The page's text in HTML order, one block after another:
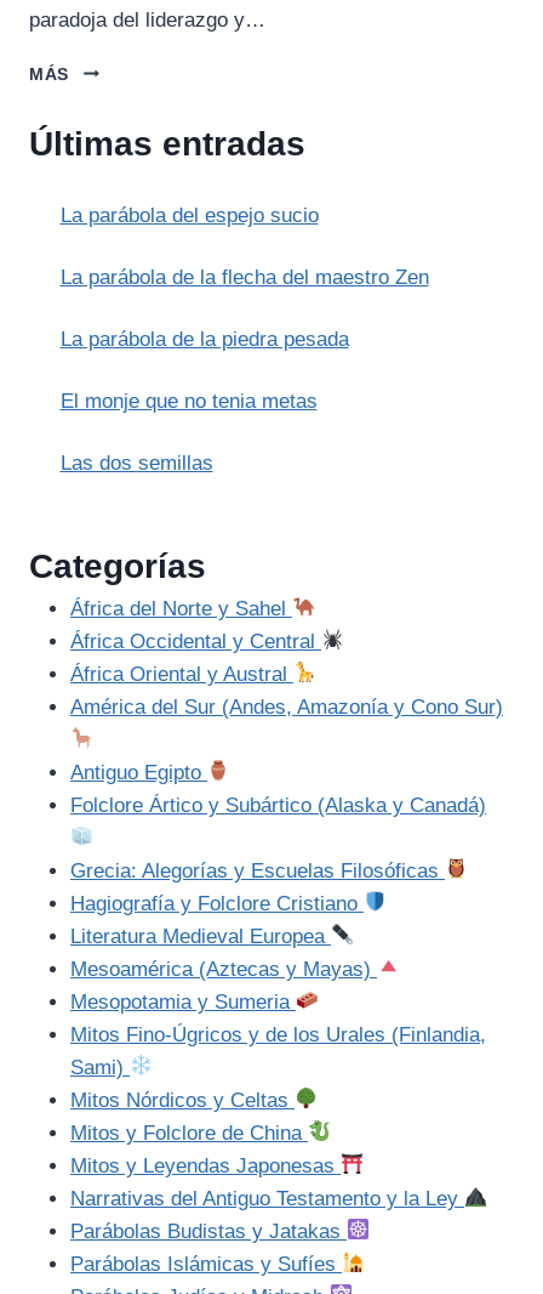
paradoja del liderazgo y…
MÁS
EL
LA
Últimas entradas
La parábola del espejo sucio
La parábola de la flecha del maestro Zen
La parábola de la piedra pesada
El monje que no tenia metas
Las dos semillas
Categorías
África del Norte y Sahel
África Occidental y Central
África Oriental y Austral
América del Sur (Andes, Amazonía y Cono Sur)
Antiguo Egipto
Folclore Ártico y Subártico (Alaska y Canadá)
Grecia: Alegorías y Escuelas Filosóficas
Hagiografía y Folclore Cristiano
Literatura Medieval Europea
Mesoamérica (Aztecas y Mayas)
Mesopotamia y Sumeria
Mitos Fino-Úgricos y de los Urales (Finlandia,
Sami)
Mitos Nórdicos y Celtas
Mitos y Folclore de China
Mitos y Leyendas Japonesas
Narrativas del Antiguo Testamento y la Ley
Parábolas Budistas y Jatakas
Parábolas Islámicas y Sufíes